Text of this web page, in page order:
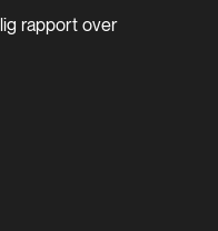
rapport over